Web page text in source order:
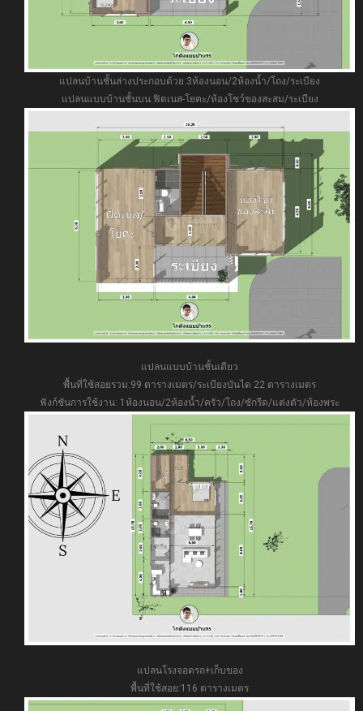
แปลนบ้านชั้นล่างประกอบด้วย:3ห้องนอน/2ห้องน้ำ/โถง/ระเบียง
แปลนแบบบ้านชั้นบน:ฟิตเนส-โยคะ/ห้องโชว์ของสะสม/ระเบียง
แปลนแบบบ้านชั้นเดียว
พื้นที่ใช้สอยรวม:99 ตารางเมตร/ระเบียงบันได 22 ตารางเมตร
ฟังก์ชันการใช้งาน: 1ห้องนอน/2ห้องน้ำ/ครัว/โถง/ซักรีด/แต่งตัว/ห้องพระ
แปลนโรงจอดรถ+เก็บของ
พื้นที่ใช้สอย:116 ตารางเมตร